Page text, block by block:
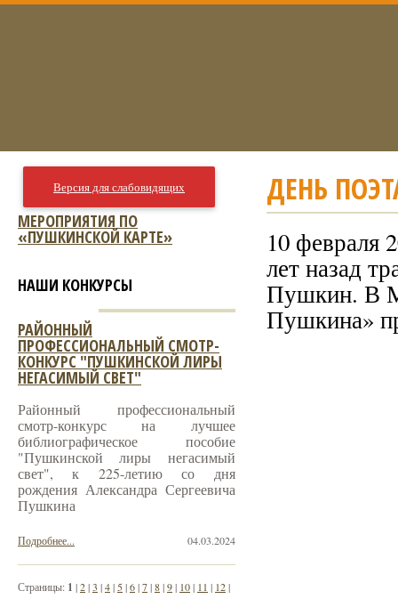
ДЕНЬ
10 февраля
лет назад
Пушкин. В
Пушкина»
Версия для слабовидящих
МЕРОПРИЯТИЯ ПО
«ПУШКИНСКОЙ КАРТЕ»
НАШИ КОНКУРСЫ
РАЙОННЫЙ
ПРОФЕССИОНАЛЬНЫЙ СМОТР-
КОНКУРС "ПУШКИНСКОЙ ЛИРЫ
НЕГАСИМЫЙ СВЕТ"
Районный профессиональный
смотр-конкурс на лучшее
библиографическое пособие
"Пушкинской лиры негасимый
свет", к 225-летию со дня
рождения Александра Сергеевича
Пушкина
04.03.2024
Подробнее...
Страницы: 1 |2|3 |4| 5|6|7|8|9| 10| 11 | 12|